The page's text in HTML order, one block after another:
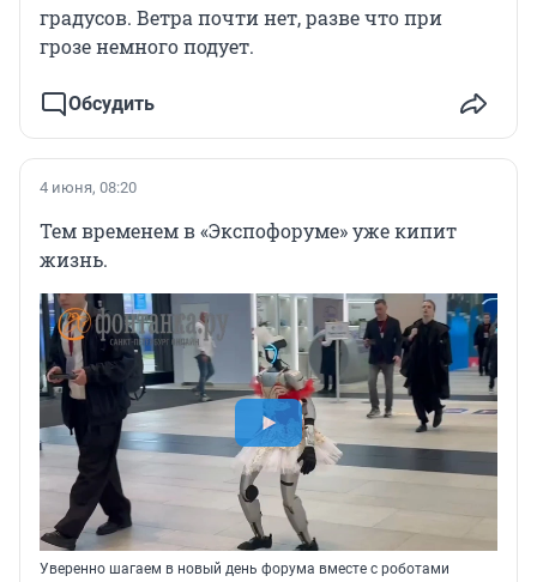
градусов. Ветра почти нет, разве что при
грозе немного подует.
Обсудить
4 июня, 08:20
Тем временем в «Экспофоруме» уже кипит
жизнь.
Уверенно шагаем в новый день форума вместе с роботами